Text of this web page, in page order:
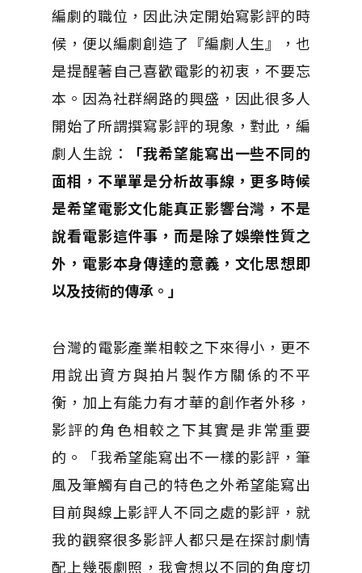
編劇的職位，因此決定開始寫影評的時
候，便以編劇創造了『編劇人生』，也
是提醒著自己喜歡電影的初衷，不要忘
本。因為社群網路的興盛，因此很多人
開始了所謂撰寫影評的現象，對此，編
劇人生說：
「我希望能寫出一些不同的
面相，不單單是分析故事線，更多時候
是希望電影文化能真正影響台灣，不是
說看電影這件事，而是除了娛樂性質之
外，電影本身傳達的意義，文化思想即
以及技術的傳承。」
台灣的電影產業相較之下來得小，更不
用說出資方與拍片製作方關係的不平
衡，加上有能力有才華的創作者外移，
影評的角色相較之下其實是非常重要
的。「我希望能寫出不一樣的影評，筆
風及筆觸有自己的特色之外希望能寫出
目前與線上影評人不同之處的影評，就
我的觀察很多影評人都只是在探討劇情
配上幾張劇照，我會想以不同的角度切